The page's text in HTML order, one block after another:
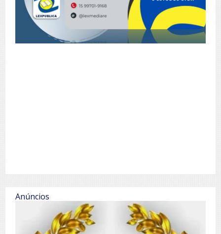
Anúncios